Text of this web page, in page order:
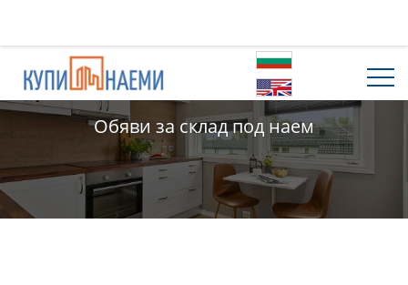
Обяви за склад под наем